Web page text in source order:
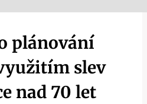
plánování
slev
nad 70 let